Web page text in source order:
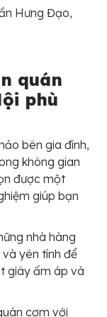
Hưng Đạo,
quán
phù
bên gia đình,
không gian
được một
giúp bạn
nhà hàng
yên tính để
giây ấm áp và
cơm với